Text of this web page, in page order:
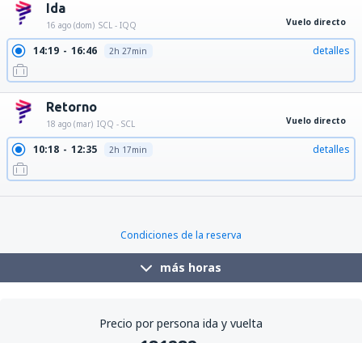
Ida
16 ago (dom) SCL - IQQ Vuelo directo
14:19 16:46 2h 27min detalles
Retorno
18 ago (mar) IQQ - SCL Vuelo directo
10:18 12:35 2h 17min detalles
Condiciones de la reserva
más horas
Precio por persona ida y vuelta